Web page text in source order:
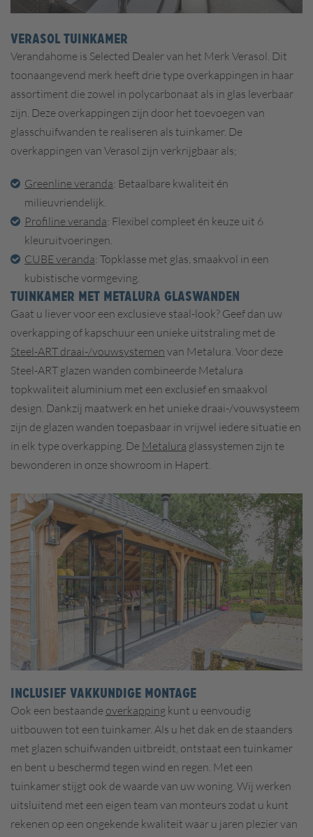
VERASOL TUINKAMER
Verandahome is Selected Dealer van het Merk Verasol. Dit
toonaangevend merk heeft drie type overkappingen in haar
assortiment die zowel in polycarbonaat als in glas leverbaar
zijn. Deze overkappingen zijn door het toevoegen van
glasschuifwanden te realiseren als tuinkamer. De
overkappingen van Verasol zijn verkrijgbaar als;
Greenline veranda: Betaalbare kwaliteit én
milieuvriendelijk.
Profiline veranda: Flexibel compleet én keuze uit 6
kleuruitvoeringen.
CUBE veranda: Topklasse met glas, smaakvol in een
kubistische vormgeving.
TUINKAMER MET METALURA GLASWANDEN
Gaat u liever voor een exclusieve staal-look? Geef dan uw
overkapping of kapschuur een unieke uitstraling met de
Steel-ART draai-/vouwsystemen van Metalura. Voor deze
Steel-ART glazen wanden combineerde Metalura
topkwaliteit aluminium met een exclusief en smaakvol
design. Dankzij maatwerk en het unieke draai-/vouwsysteem
zijn de glazen wanden toepasbaar in vrijwel iedere situatie en
in elk type overkapping. De Metalura glassystemen zijn te
bewonderen in onze showroom in Hapert.
INCLUSIEF VAKKUNDIGE MONTAGE
Ook een bestaande overkapping kunt u eenvoudig
uitbouwen tot een tuinkamer. Als u het dak en de staanders
met glazen schuifwanden uitbreidt, ontstaat een tuinkamer
en bent u beschermd tegen wind en regen. Met een
tuinkamer stijgt ook de waarde van uw woning. Wij werken
uitsluitend met een eigen team van monteurs zodat u kunt
rekenen op een ongekende kwaliteit waar u jaren plezier van